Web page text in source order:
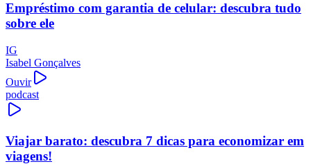
Empréstimo com garantia de celular: descubra tudo
sobre ele
IG
Isabel Gonçalves
Ouvir
podcast
Viajar barato: descubra 7 dicas para economizar em
viagens!